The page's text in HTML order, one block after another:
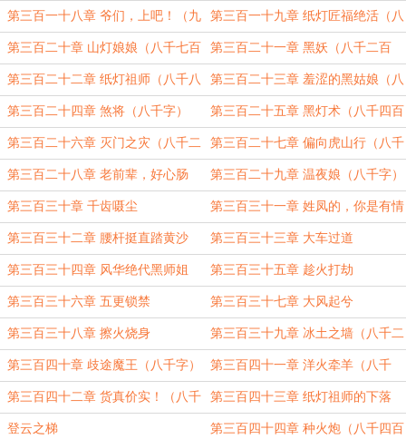
（八千字） 字）
第三百一十八章 爷们，上吧！（九
千字，求月票）
第三百一十九章 纸灯匠福绝活（八
千二百字）
第三百二十章 山灯娘娘（八千七百
字）
第三百二十一章 黑妖（八千二百
字）
第三百二十二章 纸灯祖师（八千八
百字）
第三百二十三章 羞涩的黑姑娘（八
千八百字）
第三百二十四章 煞将（八千字） 第三百二十五章 黑灯术（八千四百
字）
第三百二十六章 灭门之灾（八千二
百字）
第三百二十七章 偏向虎山行（八千
八百字）
第三百二十八章 老前辈，好心肠
（八千二百字）
第三百二十九章 温夜娘（八千字）
第三百三十章 千齿嗫尘 第三百三十一章 姓凤的，你是有情
义的！
第三百三十二章 腰杆挺直踏黄沙 第三百三十三章 大车过道
第三百三十四章 风华绝代黑师姐 第三百三十五章 趁火打劫
第三百三十六章 五更锁禁 第三百三十七章 大风起兮
第三百三十八章 擦火烧身 第三百三十九章 冰土之墙（八千二
百字）
第三百四十章 歧途魔王（八千字） 第三百四十一章 洋火牵羊（八千
字）
第三百四十二章 货真价实！（八千
四百字）
第三百四十三章 纸灯祖师的下落
（八千四百字）
登云之梯 第三百四十四章 种火炮（八千四百